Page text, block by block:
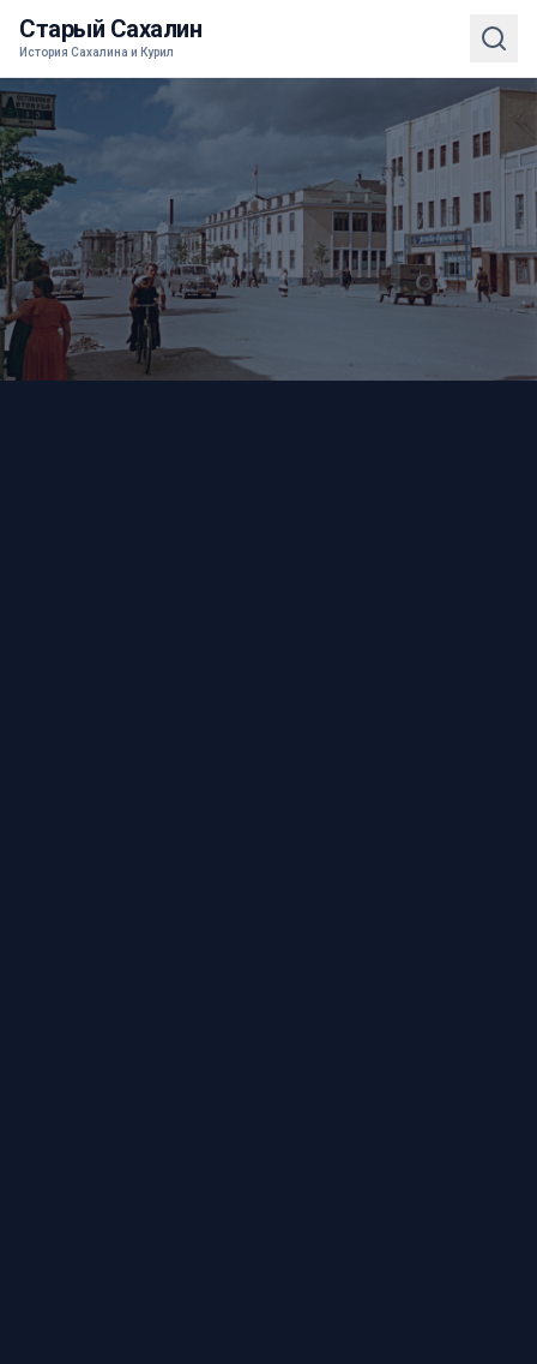
Старый Сахалин
История Сахалина и Курил